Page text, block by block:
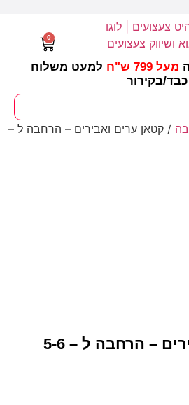
מעל 799 ש"ח
למעט משלוח
כבד/בקירור
0
/ קטאן ערים ואבירים – הרחבה ל –
קטאן ערים ואבירים – הרחבה ל – 5-6